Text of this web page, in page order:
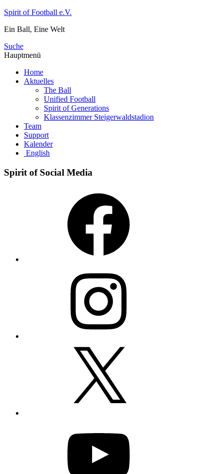
Zum
springen
Spirit of Football e.V.
Ein Ball, Eine Welt
Suche
Hauptmenü
Home
Aktuelles
The Ball
Unified Football
Spirit of Generations
Klassenzimmer Steigerwaldstadion
Team
Support
Kalender
English
Spirit of Social Media